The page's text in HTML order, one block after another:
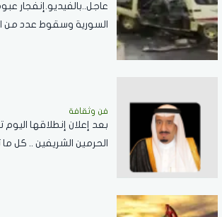
عاجل..بالفيديو.إنفجار
السورية وسقوط عدد من
فن وثقافة
بعد إعلان إنطلاقها
الحرمين الشريفين .. كل